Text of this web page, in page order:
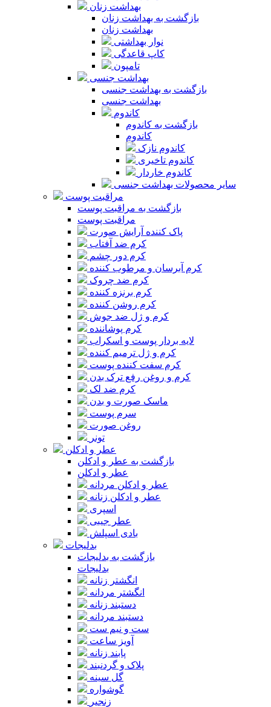
بهداشت زنان
بازگشت به بهداشت زنان
بهداشت زنان
نوار بهداشتی
کاپ قاعدگی
تامپون
بهداشت جنسی
بازگشت به بهداشت جنسی
بهداشت جنسی
کاندوم
بازگشت به کاندوم
کاندوم
کاندوم نازک
کاندوم تاخیری
کاندوم خاردار
سایر محصولات بهداشت جنسی
مراقبت پوست
بازگشت به مراقبت پوست
مراقبت پوست
پاک کننده آرایش صورت
کرم ضد آفتاب
کرم دور چشم
کرم آبرسان و مرطوب کننده
کرم ضد چروک
کرم برنزه کننده
کرم روشن کننده
کرم و ژل ضد جوش
کرم پوشاننده
لایه بردار پوست و اسکراب
کرم و ژل ترمیم کننده
کرم سفت کننده پوست
کرم و روغن رفع ترک بدن
کرم ضد لک
ماسک صورت و بدن
سرم پوست
روغن صورت
تونر
عطر و ادکلن
بازگشت به عطر و ادکلن
عطر و ادکلن
عطر و ادکلن مردانه
عطر و ادکلن زنانه
اسپری
عطر جیبی
بادی اسپلش
بدلیجات
بازگشت به بدلیجات
بدلیجات
انگشتر زنانه
انگشتر مردانه
دستبند زنانه
دستبند مردانه
ست و نیم ست
آویز ساعت
پابند زنانه
پلاک و گردنبند
گل سینه
گوشواره
زنجیر